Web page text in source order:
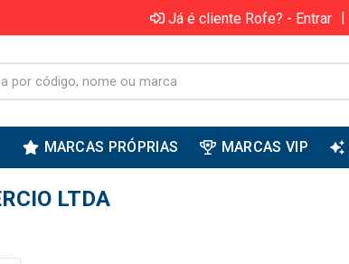
Já é cliente Rofe? - Entrar |
MARCAS PRÓPRIAS MARCAS VIP
LTDA